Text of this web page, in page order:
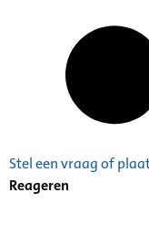
Stel een vraag of
Reageren